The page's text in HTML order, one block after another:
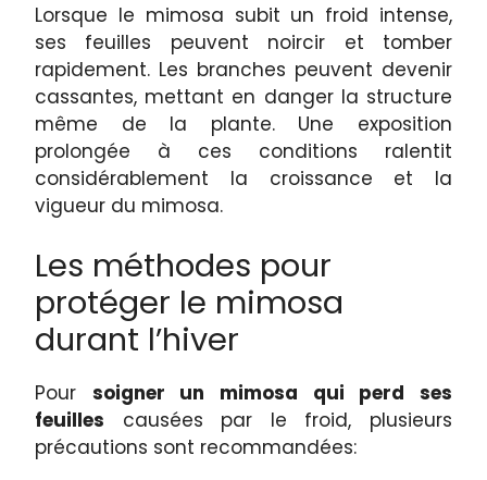
Lorsque le mimosa subit un froid intense,
ses feuilles peuvent noircir et tomber
rapidement. Les branches peuvent devenir
cassantes, mettant en danger la structure
même de la plante. Une exposition
prolongée à ces conditions ralentit
considérablement la croissance et la
vigueur du mimosa.
Les méthodes pour
protéger le mimosa
durant l’hiver
Pour soigner un mimosa qui perd ses
feuilles causées par le froid, plusieurs
précautions sont recommandées: